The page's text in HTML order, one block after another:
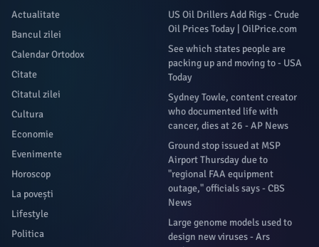
Actualitate
Bancul zilei
Calendar Ortodox
Citate
Citatul zilei
Cultura
Economie
Evenimente
Horoscop
La povești
Lifestyle
Politica
US Oil Drillers Add Rigs - Crude
Oil Prices Today | OilPrice.com
See which states people are
packing up and moving to - USA
Today
Sydney Towle, content creator
who documented life with
cancer, dies at 26 - AP News
Ground stop issued at MSP
Airport Thursday due to
"regional FAA equipment
outage," officials says - CBS
News
Large genome models used to
design new viruses - Ars